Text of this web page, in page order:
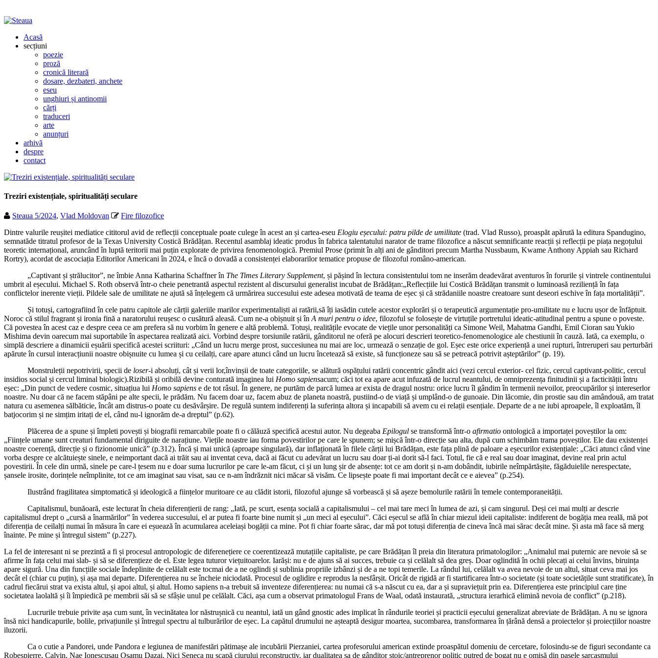
Acasă
secțiuni
poezie
proză
cronică literară
dosare, dezbateri, anchete
eseu
unghiuri și antinomii
cărți
traduceri
arte
anunțuri
arhivă
despre
contact
Treziri existențiale, spiritualități seculare
Steaua 5/2024, Vlad Moldovan
Fire filozofice
Dintre valurile reușitei mediatice cititorul avid de reflecții conceptuale poate culege în acest an și cartea-eseu Elogiu eșecului: patru pilde de umilitate (trad. Vlad Russo), proaspăt apărută la editura Spandugino,
semnatăde titratul profesor de la Texas University Costică Brădățan. Recentul asamblaj ideatic produs în fabrica talentatului narator de trame filozofice a născut semnificante reacții și reflecții pe piața negoțului
teoretic internațional, aruncând în luptă teritorii mai puțin explorate de privirea fenomenologică. Premiul Prose (primit în alți ani de gânditori precum Martha Nussbaum, Kwame Anthony Appiah sau Richard
Rortry), acordat de ascociația Editorilor Americani în 2024, e încă o dovadă a consistenței elaborarilor tematice propuse de filozoful româno-american.
„Captivant și ștrălucitor”, ne îmbie Anna Katharina Schaffner în The Times Literary Supplement, și pășind în lectura consistentului tom ne inserăm deadevărat aventuros în forurile și vintrele continentului
umbrit al eșecului. Michael S. Roth observă într-o cheie penetrantă aspectul rezistent al discursului generalist incubat de Brădățan:„Reflecțiile lui Costică Brădățan transmit o luminoasă reziliență în fața
conflictelor inerente vieții. Pildele sale de umilitate ne ajută să înțelegem că urmărirea succesului este adesea motivată de teama de eșec și că strădaniile noastre creatoare sunt deseori eschive în fața mortalității”.
Și totuși, cartografiind în cele patru capitole ale cărții galeriile marilor experimentaliști ai ratării,să îți iasădin cutele acestor explorări și o terapeutică argumentație pro-umilitate nu e lucru ușor de înfăptuit.
Noroc că stilul fragrant și ironia fină a naratorului reușesc o cusătură aleasă. Cum ne-a obișnuit și în A muri pentru o idee, filozoful se folosește de virtuțile portretului ideatic-atitudinal pentru a spune o poveste.
Că povestea în acest caz e despre ceea ce am prefera să nu vorbim în genere e altă problemă. Totuși, realitățile evocate de viețile unor personalități ca Simone Weil, Mahatma Gandhi, Emil Cioran sau Yukio
Mishima devin oarecum mai suportabile în aspectarea realizată aici. Vorbind despre torsiunile ratării, gânditorul ne oferă pe alocuri descrieri teoretico-fenomenologice ale chestiunii în cauză. Iată, ca exemplu, o
simplă descriere a dinamicii eșuării specifică acestei scriituri: „Când un lucru merge prost, succesiunea nu mai are loc, urmează o senzație de gol. Eșec este orice experiență a unei rupturi, întreruperi sau perturbări
apărute în cursul interacțiunii noastre obișnuite cu lumea și cu ceilalți, care apare atunci când un lucru încetează să existe, să funcționeze sau să se petreacă potrivit așteptărilor” (p. 19).
Monstruleții nepotrivirii, specii de loser-i absoluți, cât și verii lor,învinșii de toate categoriile, se alătură ospățului ratării concentric gândit aici (vezi cercul exterior- cel fizic, cercul captivant-politic, cercul
insidios social și cercul liminal biologic).Rizibilă și oribilă devine conturată imaginea lui Homo sapiensacum; căci tot ea apare acut infuzată de lucrul neantului, de omniprezența finitudinii și a facticității întru
eșec: „Din punct de vedere cosmic, situațiua lui Homo sapiens e de tot râsul. În genere, ne purtăm de parcă lumea ar exista de dragul nostru: orice lucru îl gândim în termenii nevoilor, preocupărilor și intereserlor
noastre. Nu doar că ne facem stăpâni pe alte specii, le prădăm. Nu facem doar uz, facem abuz de planeta noastră, pustiind-o de viață și umplând-o de gunoaie. Din lăcomie, din prostie sau din amândouă, am tratat
natura cu asemenea sălbăticie, încât am distrus-o poate cu desăvârșire. De regulă suntem indiferenți la suferința altora și incapabili să avem cu ei relații esențiale. Departe de a ne iubi aproapele, îl exploatăm, îl
batjocorim și ne simțim iritați de el, când nu-l ignorăm de-a dreptul” (p.62).
Plăcerea de a spune și împleti povești și biografii remarcabile poate fi o călăuză specifică acestui autor. Nu degeaba Epilogul se transformă într-o afirmatio ontologică a importaței poveștilor la om:
„Ființele umane sunt creaturi fundamental diriguite de narațiune. Viețile noastre iau forma povestirilor pe care le spunem; se mișcă într-o direcție sau alta, după cum schimbăm trama poveștilor. Ele dau existenței
noastre coerență, direcție și o fizionomie unică” (p.312). Încă și mai unică (aproape singulară), dar inflaționată în filele cărții lui Brădățan, este fața plină de paloare a eșecurilor existențiale: „Căci atunci când vine
vorba despre ce alcătuiește sinele, e neimportant dacă ai trăit sau ai inventat ceva, dacă ai făcut cu adevărat un lucru sau doar ți-ai dorit să-l faci. Totul, fie că e real sau doar imaginat, devine real prin actul
povestirii. În cele din urmă, sinele pe care-l țesem nu e doar suma lucrurilor pe care le-am făcut, ci și un lung șir de absențe: tot ce am dorit și n-am dobândit, iubirile neîmpărtășite, făgăduielile nerespectate,
șansele irosite, dorințele neîmplinite, tot ce am imaginat sau visat, sau ce n-am îndrăznit nici măcar să visăm. Ce lipsește poate fi mai important decât ce e aievea” (p.254).
Ilustrând fragilitatea simptomatică și ideologică a ființelor muritoare ce au clădit istorii, filozoful ajunge să vorbească și să așeze bemolurile ratării în temele contemporaneității.
Capitalismul, bunăoară, este lecturat în cheia diferențierii de rang: „Iată, pe scurt, esența socială a capitalismului – cel mai tare meci în lumea de azi, și cam singurul. Deși cei mai mulți ar descrie
capitalismul drept o „cursă a înarmărilor” în vederea succesului, el ar putea fi foarte bine numit și „un meci al eșecului”. Căci eșecul se află în chiar miezul ideii capitaliste: indiferent de bogăția mea reală, mă pot
diferenția de ceilalți numai în măsura în care ei eșuează în acumularea aceleiași bogății ca mine. Pot fi chiar foarte sărac, dar mă pot totuși diferenția de cineva încă mai sărac decât mine. Și asta mă face să merg
înainte. Pe mine și întregul sistem” (p.227).
La fel de interesant ni se prezintă a fi și procesul antropologic de diferenețiere ce coerentizează mutațiile capitaliste, pe care Brădățan îl preia din literatura primatologilor: „Animalul mai puternic are nevoie să se
afirme în fața celui mai slab- și să se diferențieze de el. Este legea tuturor viețuitoarelor. Iarăși: nu e de ajuns să ai succes, trebuie ca și celălalt să dea greș. Doar oglindită în ochii plecați ai celui învins, biruința
apare sigură. Una din funcțiile sociale îndeplinite de celălalt este tocmai de a ne oglindi și sublinia propriile izbânzi și de a ne topi temerile. La rândul lui, celălalt va avea nevoie de un altul, situat ceva mai jos
decât el (chiar cu puțin), și așa mai departe. Diferențierea nu se încheie niciodată. Procesul de oglidire e reprodus la nesfârșit. Oricât de rigidă ar fi startificarea într-o societate (și toate societățile sunt stratificate), în
cadrul fiecărui strat va exista altul, și apoi altul, și altul. Homo sapiens n-a trebuit să inventeze diferențierea: nu numai că s-a născut cu ea, dar a și supraviețuit prin ea. Diferențierea este principiul care ține
societatea laolaltă și îi împiedică pe membrii săi să se sfâșie unul pe celălalt. Căci, așa cum a observat primatologul Frans de Waal, odată instaurată, „structura ierarhică elimină nevoia de conflict” (p.218).
Lucrurile trebuie privite așa cum sunt, în vecinătatea lor năstrușnică cu neantul, iată un gând gnostic ades implicat în rândurile teoriei și practicii eșecului generalizat abreviate de Brădățan. A nu se ignora
însă nici handicapurile, bolile, privațiunile și întregul spectru al tulburărilor de eșec. La capătul drumului ne așteaptă desigur moartea, sucombarea, transformarea în țărână densă a proiectelor și proiecțiilor noastre
iluzorii.
Ca o cutie a Pandorei, unde Pandora e legiunea de manifestări pătimașe ale incubării Pierzaniei, cartea profesorului american extinde proaspătul domeniu de cercetare, folosindu-se de figuri secondante ca
Robespierre, Calvin, Nae Ionescusau Osamu Dazai. Nici Seneca nu scapă ciurului reconstructiv, iar dualitatea sa de gânditor stoic/antreprenor politic putred de bogat nu e omisă din pasele sarcasmului